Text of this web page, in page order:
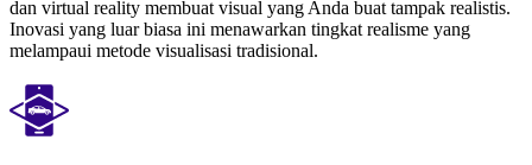
dan virtual reality membuat visual yang Anda buat tampak realistis.
Inovasi yang luar biasa ini menawarkan tingkat realisme yang
melampaui metode visualisasi tradisional.